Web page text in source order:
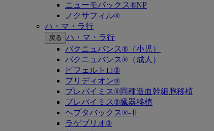
ニューモバックス®NP
ノクサフィル®
ハ・マ・ラ行
戻る ハ・マ・ラ行
バクニュバンス®（小児）
バクニュバンス®（成人）
ピフェルトロ®
ブリディオン®
プレバイミス®同種造血幹細胞移植
プレバイミス®臓器移植
ヘプタバックス®-Ⅱ
ラゲブリオ®